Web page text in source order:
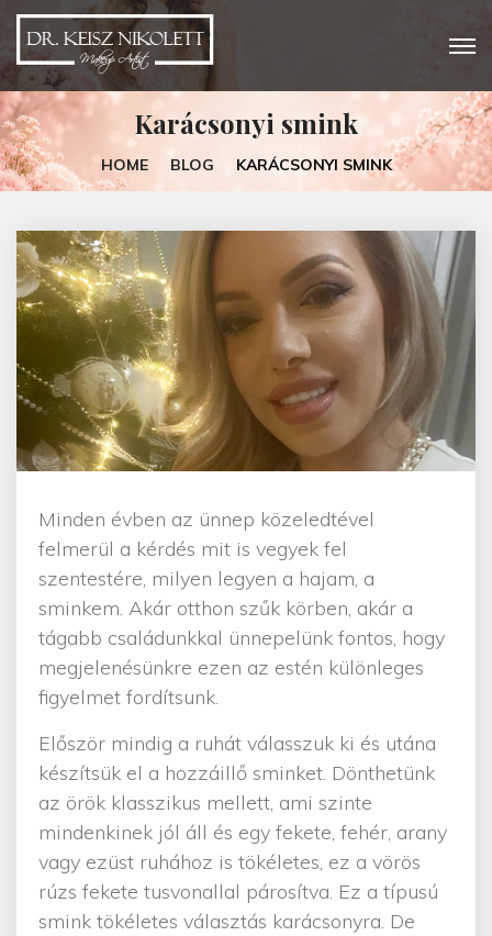
Karácsonyi smink
HOME BLOG KARÁCSONYI SMINK
Minden évben az ünnep közeledtével
felmerül a kérdés mit is vegyek fel
szentestére, milyen legyen a hajam, a
sminkem. Akár otthon szűk körben, akár a
tágabb családunkkal ünnepelünk fontos, hogy
megjelenésünkre ezen az estén különleges
figyelmet fordítsunk.
Először mindig a ruhát válasszuk ki és utána
készítsük el a hozzáillő sminket. Dönthetünk
az örök klasszikus mellett, ami szinte
mindenkinek jól áll és egy fekete, fehér, arany
vagy ezüst ruhához is tökéletes, ez a vörös
rúzs fekete tusvonallal párosítva. Ez a típusú
smink tökéletes választás karácsonyra. De